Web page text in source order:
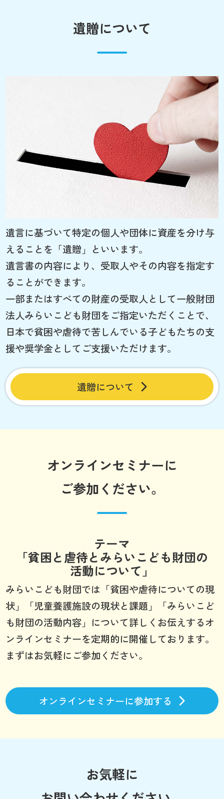
遺贈について
遺言に基づいて特定の個人や団体に資産を分け与
えることを「遺贈」といいます。
遺言書の内容により、受取人やその内容を指定す
ることができます。
一部またはすべての財産の受取人として一般財団
法人みらいこども財団をご指定いただくことで、
日本で貧困や虐待で苦しんでいる子どもたちの支
援や奨学金としてご支援いただけます。
遺贈について
オンラインセミナーに
ご参加ください。
テーマ
「貧困と虐待とみらいこども財団の
活動について」
みらいこども財団では「貧困や虐待についての現
状」「児童養護施設の現状と課題」「みらいこど
も財団の活動内容」について詳しくお伝えするオ
ンラインセミナーを定期的に開催しております。
まずはお気軽にご参加ください。
オンラインセミナーに参加する
お気軽に